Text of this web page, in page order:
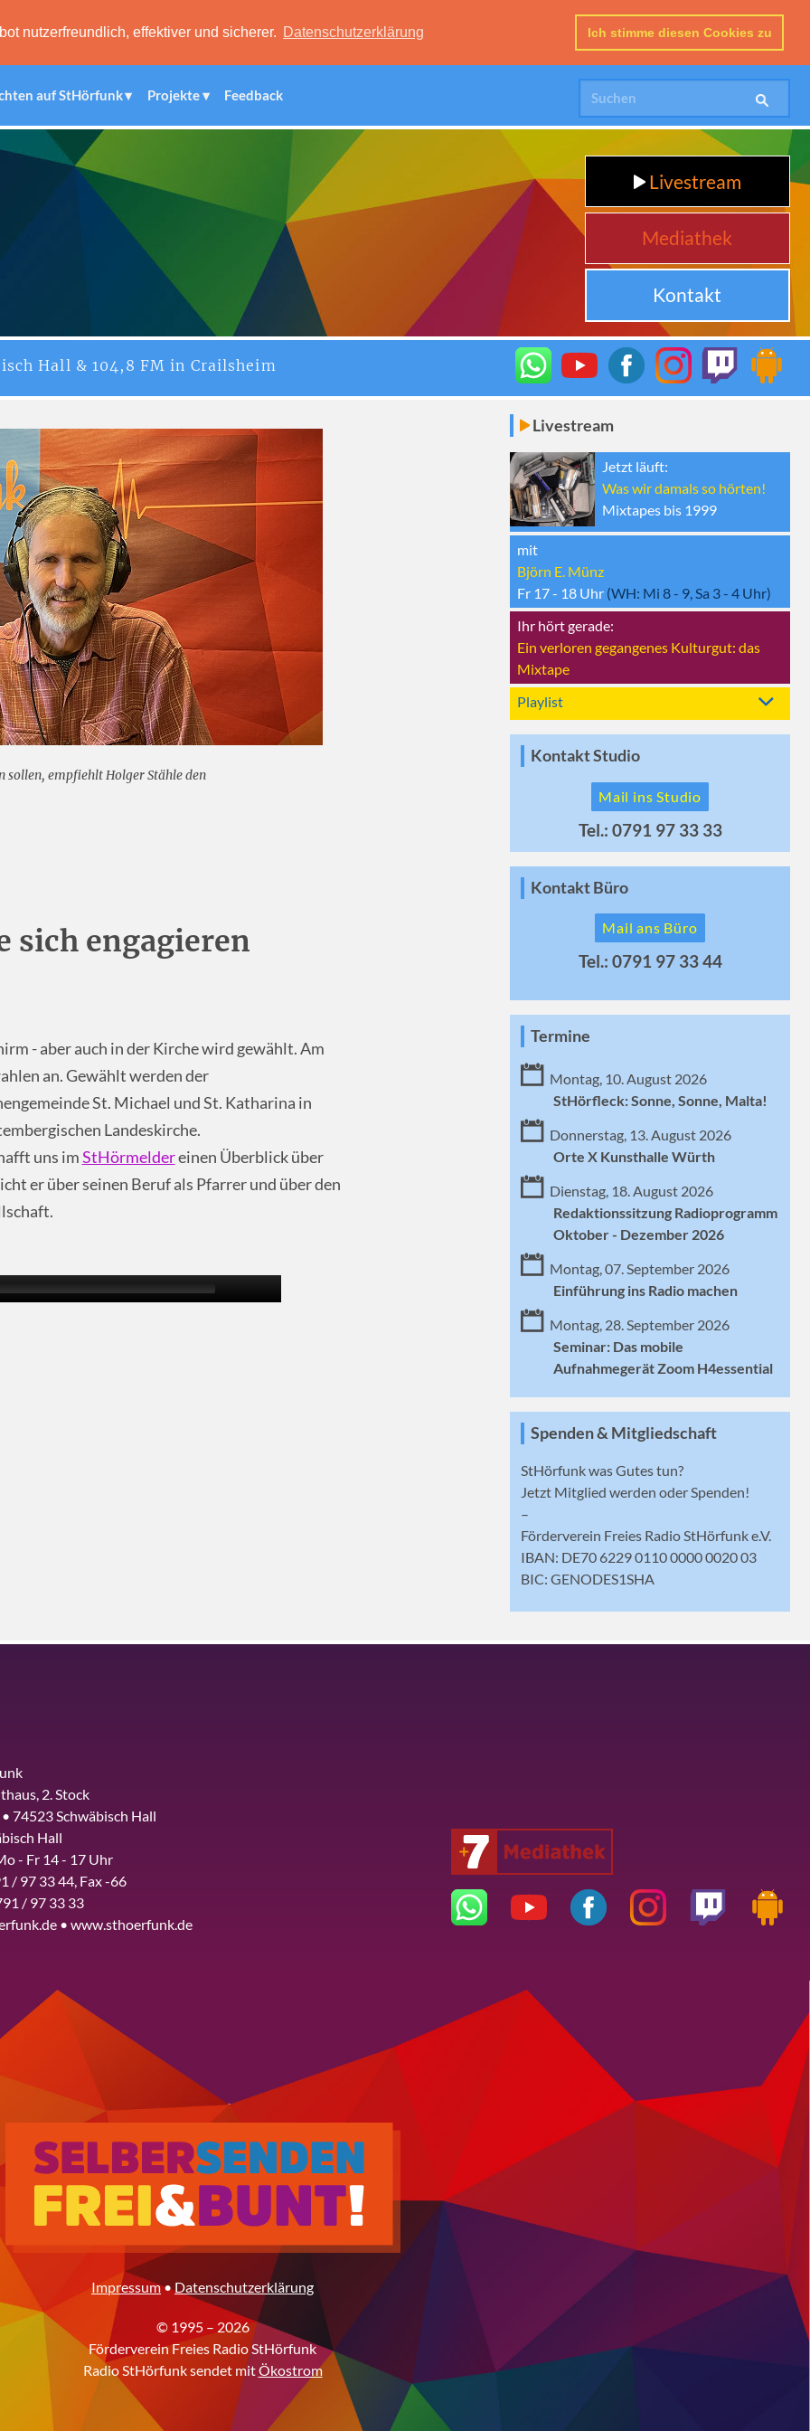
nutzerfreundlich, effektiver und sicherer. Datenschutzerklärung Ich stimme diesen Cookies zu
auf StHörfunk Projekte Feedback
Livestream
Mediathek
Kontakt
Hall & 104,8 FM in Crailsheim
sollen, empfiehlt Holger Stähle den
sich engagieren
- aber auch in der Kirche wird gewählt. Am
an. Gewählt werden der
St. Michael und St. Katharina in
Landeskirche.
uns imStHörmeldereinen Überblick über
er über seinen Beruf als Pfarrer und über den
Livestream
Jetzt läuft:
Was wir damals so hörten!
Mixtapes bis 1999
mit
Björn E. Münz
Fr 17 - 18 Uhr (WH: Mi 8 - 9, Sa 3 - 4 Uhr)
Ihr hört gerade:
Ein verloren gegangenes Kulturgut: das
Mixtape
Playlist
Kontakt Studio
Mail ins Studio
Tel.: 0791 97 33 33
Kontakt Büro
Mail ans Büro
Tel.: 0791 97 33 44
Termine
Montag, 10. August 2026
StHörfleck: Sonne, Sonne, Malta!
Donnerstag, 13. August 2026
Orte X Kunsthalle Würth
Dienstag, 18. August 2026
Redaktionssitzung Radioprogramm
Oktober - Dezember 2026
Montag, 07. September 2026
Einführung ins Radio machen
Montag, 28. September 2026
Seminar: Das mobile
Aufnahmegerät Zoom H4essential
Spenden & Mitgliedschaft
StHörfunk was Gutes tun?
Jetzt Mitglied werden oder Spenden!
–
Förderverein Freies Radio StHörfunk e.V.
IBAN: DE70 6229 0110 0000 0020 03
BIC: GENODES1SHA
2. Stock
74523 Schwäbisch Hall
Hall
- Fr 14 - 17 Uhr
/ 97 33 44, Fax -66
/ 97 33 33
• www.sthoerfunk.de
Impressum•Datenschutzerklärung
© 1995 – 2026
Förderverein Freies Radio StHörfunk
Radio StHörfunk sendet mitÖkostrom